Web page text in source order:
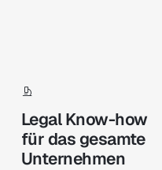
Legal Know-how
für das gesamte
Unternehmen